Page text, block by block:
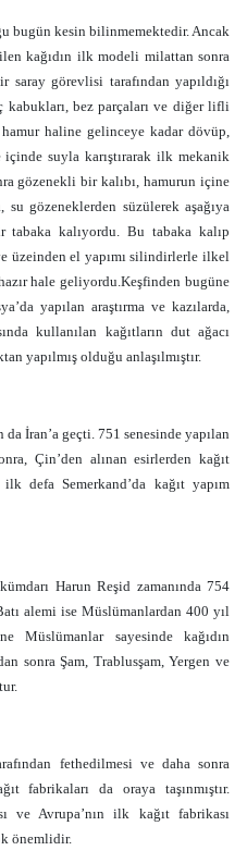
bugün kesin bilinmemektedir. Ancak
kağıdın ilk modeli milattan sonra
saray görevlisi tarafından yapıldığı
kabukları, bez parçaları ve diğer lifli
haline gelinceye kadar dövüp,
suyla karıştırarak ilk mekanik
gözenekli bir kalıbı, hamurun içine
su gözeneklerden süzülerek aşağıya
kalıyordu. Bu tabaka kalıp
üzeinden el yapımı silindirlerle ilkel
hale geliyordu.Keşfinden bugüne
yapılan araştırma ve kazılarda,
kullanılan kağıtların dut ağacı
yapılmış olduğu anlaşılmıştır.
da İran’a geçti. 751 senesinde yapılan
Çin’den alınan esirlerden kağıt
defa Semerkand’da kağıt yapım
Harun Reşid zamanında 754
alemi ise Müslümanlardan 400 yıl
sayesinde kağıdın
sonra Şam, Trablusşam, Yergen ve
fethedilmesi ve daha sonra
fabrikaları da oraya taşınmıştır.
ve Avrupa’nın ilk kağıt fabrikası
önemlidir.